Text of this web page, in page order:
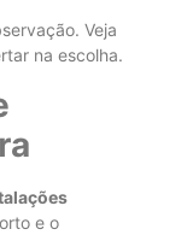
Veja
na escolha.
e o